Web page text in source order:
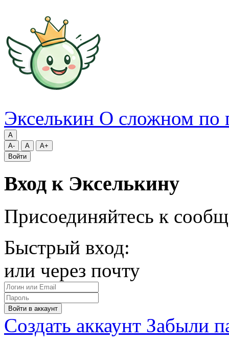
Экселькин О сложном по
A
A-
A
A+
Войти
Вход к Экселькину
Присоединяйтесь к
Быстрый вход:
или через почту
Войти в аккаунт
Создать аккаунт Забыли